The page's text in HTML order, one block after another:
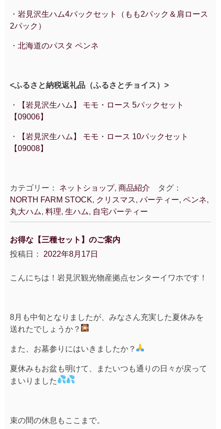
・ 岩見沢生ハム4パックセット（もも2パック＆肩ロース
2パック）
・ 北海道のパスタ ペンネ
<ふるさと納税返礼品（ふるさとチョイス）>
・
【岩見沢生ハム】 モモ・ロース 5パックセット
【09006】
・
【岩見沢生ハム】 モモ・ロース 10パックセット
【09008】
カテゴリー： ネットショップ, 商品紹介 タグ：
NORTH FARM STOCK, クリスマス, パーティー, ペンネ,
丸大ハム, 料理, 生ハム, 自宅パーティー
お得な【三種セット】のご案内
投稿日： 2022年8月17日
こんにちは！岩見沢観光物産拠点センターイワホです！
8月も中旬となりましたが、 みなさん充実した夏休みを
送れたでしょうか？
また、お墓参りにはいきましたか？
夏休みもお盆も明けて、
またいつも通りの日々が戻って
まいりました
束の間の休息もここまで。